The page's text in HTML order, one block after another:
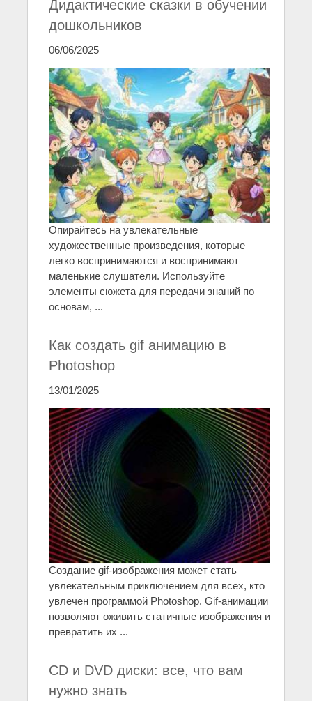
Дидактические сказки в обучении
дошкольников
06/06/2025
Опирайтесь на увлекательные
художественные произведения, которые
легко воспринимаются и воспринимают
маленькие слушатели. Используйте
элементы сюжета для передачи знаний по
основам, ...
Как создать gif анимацию в
Photoshop
13/01/2025
Создание gif-изображения может стать
увлекательным приключением для всех, кто
увлечен программой Photoshop. Gif-анимации
позволяют оживить статичные изображения и
превратить их ...
CD и DVD диски: все, что вам
нужно знать